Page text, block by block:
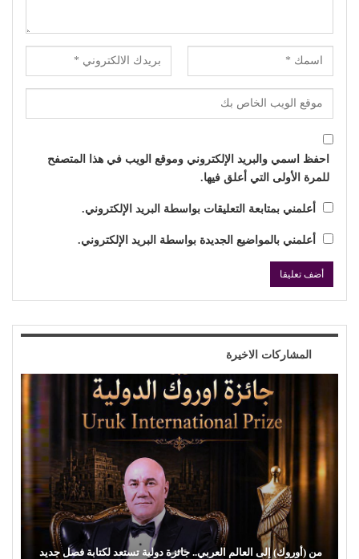
احفظ اسمي والبريد الإلكتروني وموقع الويب في هذا المتصفح
للمرة الأولى التي أعلق فيها.
أعلمني بمتابعة التعليقات بواسطة البريد الإلكتروني.
أعلمني بالمواضيع الجديدة بواسطة البريد الإلكتروني.
المشاركات الاخيرة
من (أوروك) إلى العالم العربي.. جائزة دولية تستعد لكتابة فصل جديد